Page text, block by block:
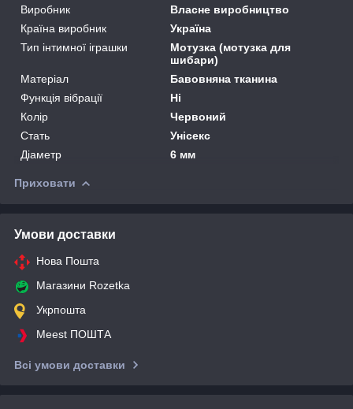
Виробник
Власне виробництво
Країна виробник
Україна
Тип інтимної іграшки
Мотузка (мотузка для
шибари)
Матеріал
Бавовняна тканина
Функція вібрації
Ні
Колір
Червоний
Стать
Унісекс
Діаметр
6 мм
Приховати
Умови доставки
Нова Пошта
Магазини Rozetka
Укрпошта
Meest ПОШТА
Всі умови доставки